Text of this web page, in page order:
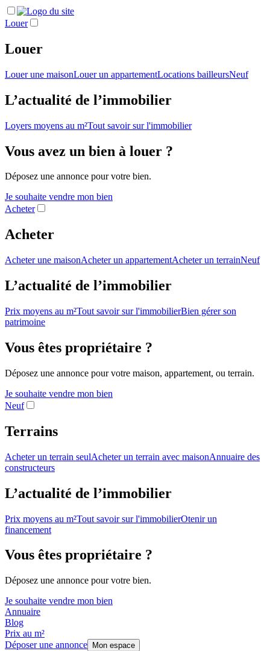
Louer
Louer
Louer une maisonLouer un appartementLocations bailleursNeuf
L’actualité de l’immobilier
Loyers moyens au m²Tout savoir sur l'immobilier
Vous avez un bien à louer ?
Déposez une annonce pour votre bien.
Je souhaite vendre mon bien
Acheter
Acheter
Acheter une maisonAcheter un appartementAcheter un terrainNeuf
L’actualité de l’immobilier
Prix moyens au m²Tout savoir sur l'immobilierBien gérer son
patrimoine
Vous êtes propriétaire ?
Déposez une annonce pour votre maison, appartement, ou terrain.
Je souhaite vendre mon bien
Neuf
Terrains
Acheter un terrain seulAcheter un terrain avec maisonAnnuaire des
constructeurs
L’actualité de l’immobilier
Prix moyens au m²Tout savoir sur l'immobilierOtenir un
financement
Vous êtes propriétaire ?
Déposez une annonce pour votre bien.
Je souhaite vendre mon bien
Annuaire
Blog
Prix au m²
Déposer une annonce
Mon espace